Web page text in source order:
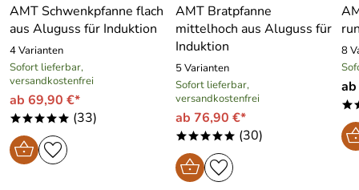
AMT Schwenkpfanne flach
aus Aluguss für Induktion
4 Varianten
Sofort lieferbar,
versandkostenfrei
ab 69,90 €*
***** (33)
AMT Bratpfanne
mittelhoch aus Aluguss für
Induktion
5 Varianten
Sofort lieferbar,
versandkostenfrei
ab 76,90 €*
***** (30)
8